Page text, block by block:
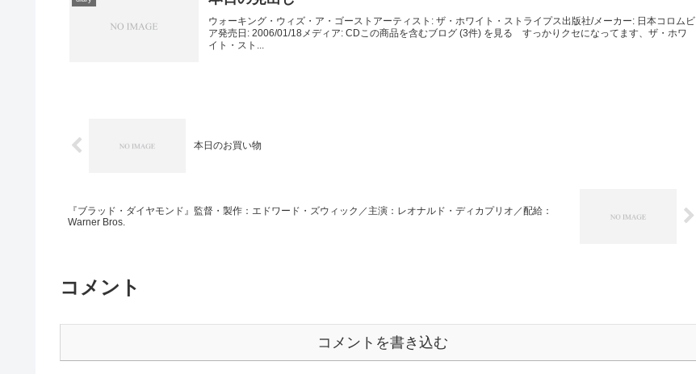
ウォーキング・ウィズ・ア・ゴーストアーティスト: ザ・ホワイト・ストライプス出版社/メーカー: 日本コロムビ
ア発売日: 2006/01/18メディア: CDこの商品を含むブログ (3件) を見る すっかりクセになってます、ザ・ホワ
イト・スト...
本日のお買い物
『ブラッド・ダイヤモンド』監督・製作：エドワード・ズウィック／主演：レオナルド・ディカプリオ／配給：
Warner Bros.
コメント
コメントを書き込む